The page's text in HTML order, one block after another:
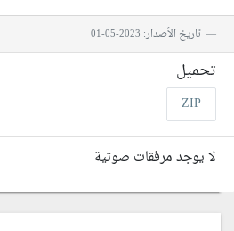
تاريخ الأصدار: 2023-05-01
تحميل
ZIP
لا يوجد مرفقات صوتية